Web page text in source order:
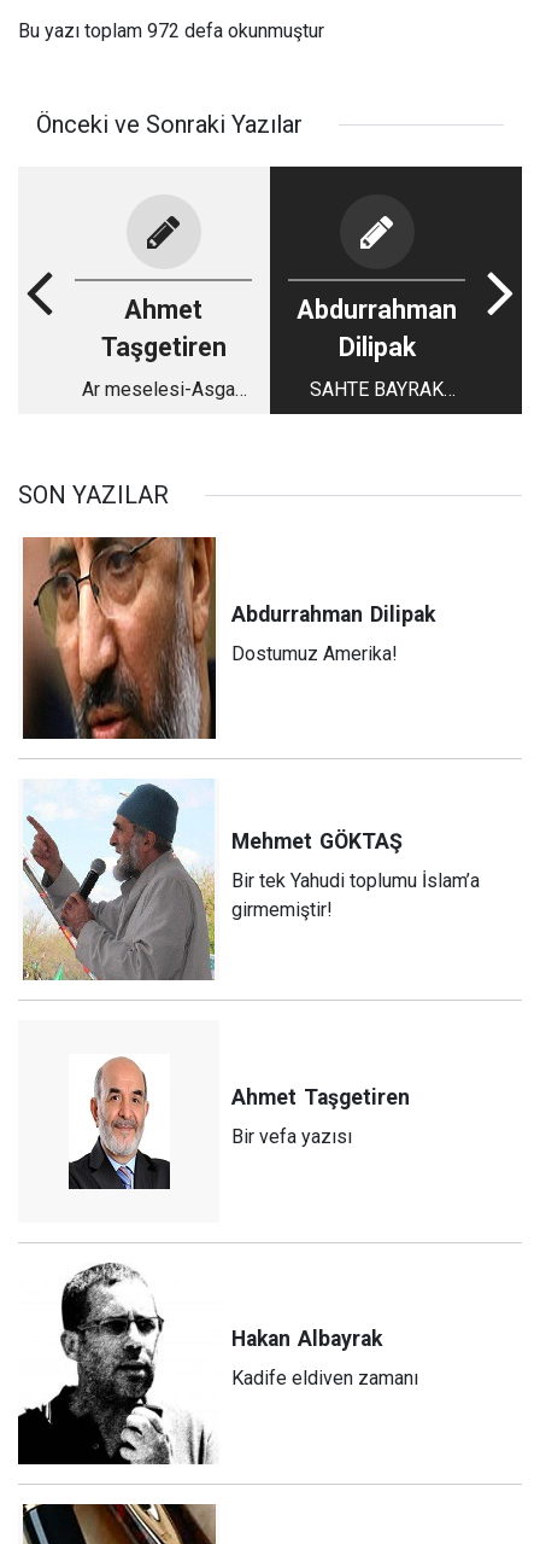
Bu yazı toplam 972 defa okunmuştur
Önceki ve Sonraki Yazılar
Ahmet
Taşgetiren
Ar meselesi-Asgari
Abdurrahman
Dilipak
SAHTE BAYRAK
OPERASYONLARINA
SON YAZILAR
Abdurrahman Dilipak
Dostumuz Amerika!
Mehmet GÖKTAŞ
Bir tek Yahudi toplumu İslam’a
girmemiştir!
Ahmet Taşgetiren
Bir vefa yazısı
Hakan Albayrak
Kadife eldiven zamanı